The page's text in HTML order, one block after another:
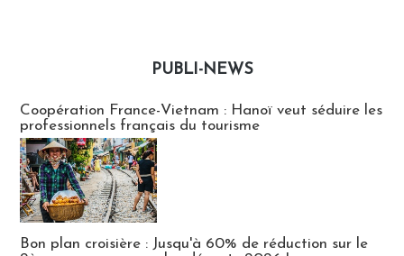
PUBLI-NEWS
Coopération France-Vietnam : Hanoï veut séduire les
professionnels français du tourisme
Bon plan croisière : Jusqu'à 60% de réduction sur le